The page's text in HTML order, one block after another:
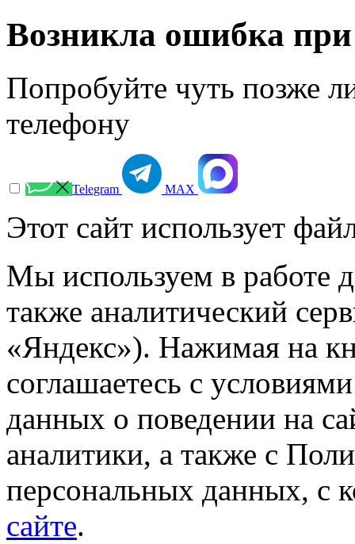
Возникла ошибка при
Попробуйте чуть позже
телефону
Telegram МАХ
Этот сайт использует
Мы используем в работе
также аналитический
«Яндекс»). Нажимая на
соглашаетесь с
данных о поведении на
аналитики, а также с
персональных данных, с
сайте.